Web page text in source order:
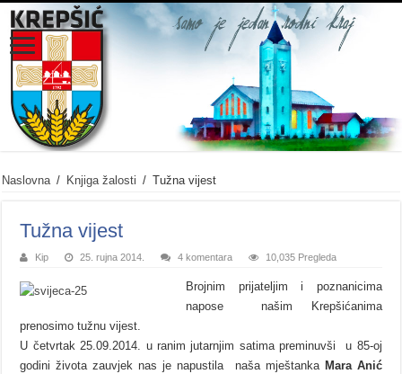
Naslovna / Knjiga žalosti / Tužna vijest
Tužna vijest
Kip 25. rujna 2014. 4 komentara 10,035 Pregleda
Brojnim prijateljim i poznanicima
napose našim Krepšićanima
prenosimo tužnu vijest.
U četvrtak 25.09.2014. u ranim jutarnjim satima preminuvši u 85-oj
godini života zauvjek nas je napustila naša mještanka Mara Anić